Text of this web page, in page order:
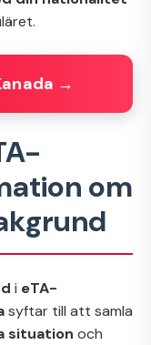
→
om
i eTA-
syftar till att samla
situation och